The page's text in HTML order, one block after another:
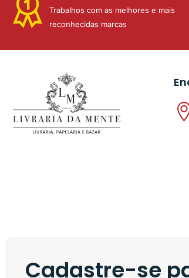
Trabalhos com as melhores e mais
reconhecidas marcas
Cadastre-se